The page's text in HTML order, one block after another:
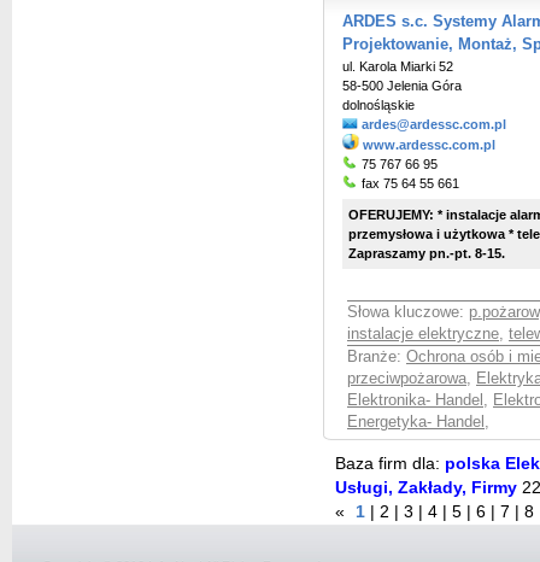
ARDES s.c. Systemy
Projektowanie, Montaż,
ul. Karola Miarki 52
58-500 Jelenia Góra
dolnośląskie
ardes@ardessc.com.pl
www.ardessc.com.pl
75 767 66 95
fax 75 64 55 661
OFERUJEMY: * instalacje
przemysłowa i użytkowa *
Zapraszamy pn.-pt. 8-15.
Słowa kluczowe:
instalacje elektryczne,
Branże: Ochrona osób i
przeciwpożarowa,
Elektronika- Handel ,
Energetyka- Handel ,
Baza firm dla: polska
Usługi, Zakłady, Firmy
«
1 2 3 4 5 6 7 8